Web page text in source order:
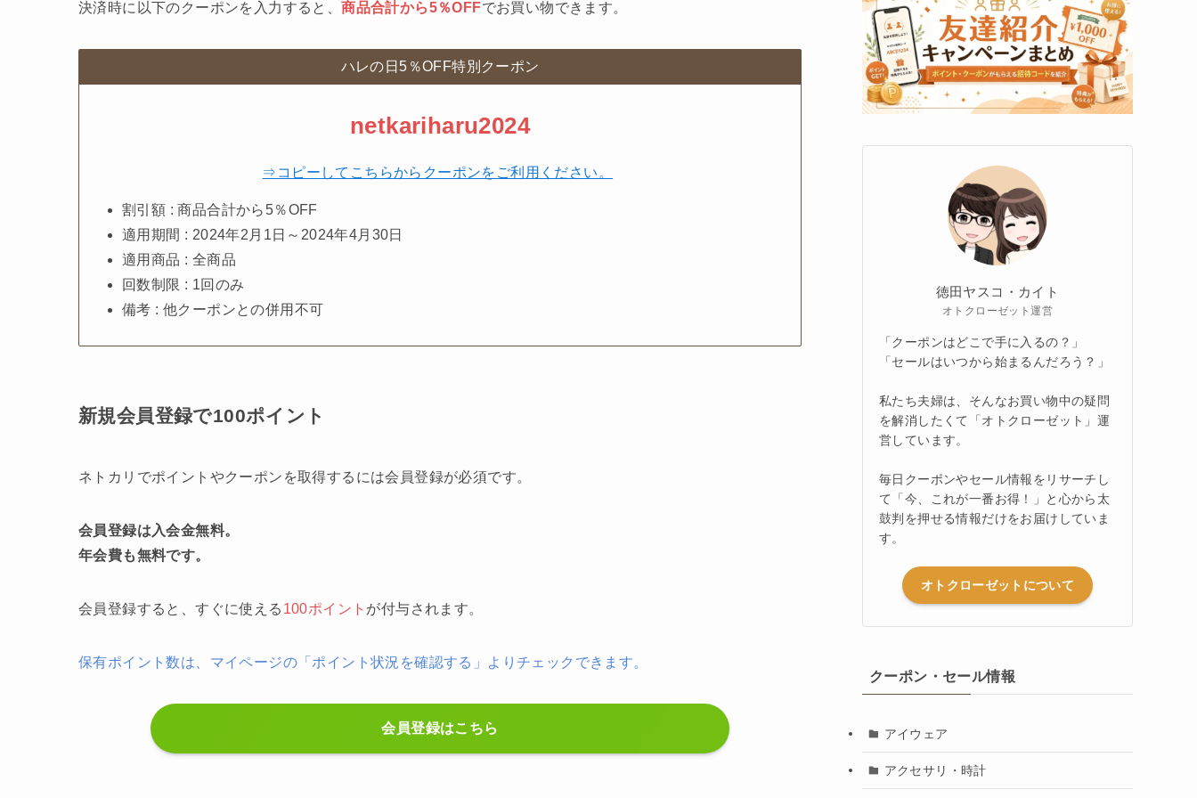
決済時に以下のクーポンを入力すると、 商品合計から5％OFFでお買い物できます。
ハレの日5％OFF特別クーポン
netkariharu2024
⇒コピーしてこちらからクーポンをご利用ください。
割引額 : 商品合計から5％OFF
適用期間 : 2024年2月1日～2024年4月30日
適用商品 : 全商品
回数制限 : 1回のみ
備考 : 他クーポンとの併用不可
新規会員登録で100ポイント
ネトカリでポイントやクーポンを取得するには会員登録が必須です。
会員登録は入会金無料。
年会費も無料です。
会員登録すると、すぐに使える 100ポイント が付与されます。
保有ポイント数は、マイページの「ポイント状況を確認する」よりチェックできます。
会員登録はこちら
徳田ヤスコ・カイト
オトクローゼット運営
「クーポンはどこで手に入るの？」
「セールはいつから始まるんだろう？」
私たち夫婦は、そんなお買い物中の疑問
を解消したくて「オトクローゼット」運
営しています。
毎日クーポンやセール情報をリサーチし
て「今、これが一番お得！」と心から太
鼓判を押せる情報だけをお届けしていま
す。
オトクローゼットについて
クーポン・セール情報
アイウェア
アクセサリ・時計